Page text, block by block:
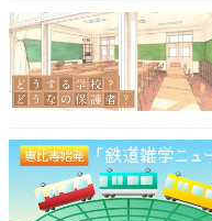
1位：本郷奏多